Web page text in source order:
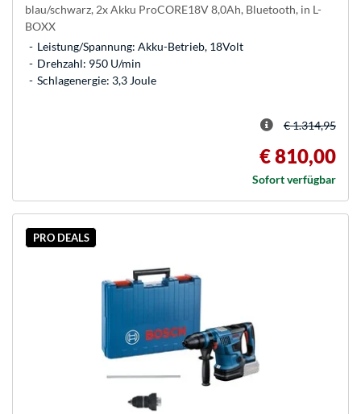
blau/schwarz, 2x Akku ProCORE18V 8,0Ah, Bluetooth, in L-
BOXX
Leistung/Spannung: Akku-Betrieb, 18Volt
Drehzahl: 950 U/min
Schlagenergie: 3,3 Joule
€ 1.314,95
€ 810,00
Sofort verfügbar
PRO DEALS